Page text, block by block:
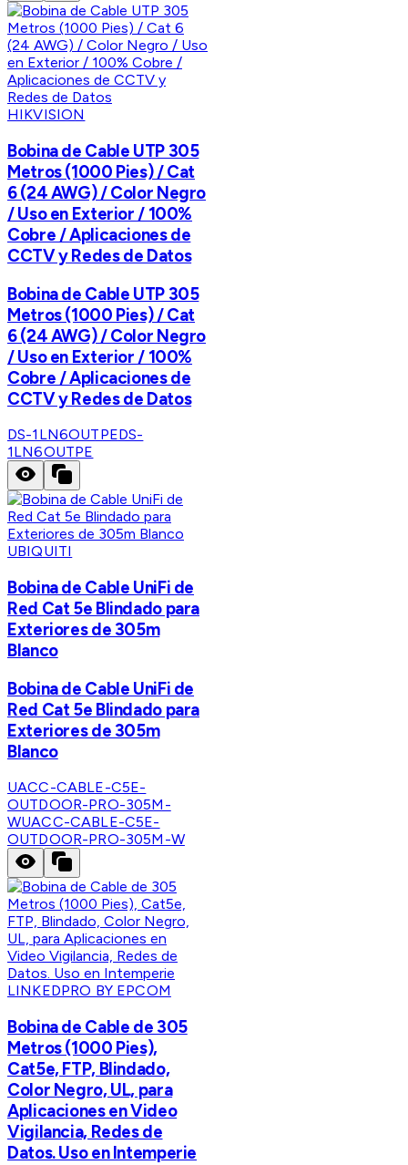
HIKVISION
Bobina de Cable UTP 305
Metros (1000 Pies) / Cat
6 (24 AWG) / Color Negro
/ Uso en Exterior / 100%
Cobre / Aplicaciones de
CCTV y Redes de Datos
Bobina de Cable UTP 305
Metros (1000 Pies) / Cat
6 (24 AWG) / Color Negro
/ Uso en Exterior / 100%
Cobre / Aplicaciones de
CCTV y Redes de Datos
DS-1LN6OUTPEDS-
1LN6OUTPE
UBIQUITI
Bobina de Cable UniFi de
Red Cat 5e Blindado para
Exteriores de 305m
Blanco
Bobina de Cable UniFi de
Red Cat 5e Blindado para
Exteriores de 305m
Blanco
UACC-CABLE-C5E-
OUTDOOR-PRO-305M-
WUACC-CABLE-C5E-
OUTDOOR-PRO-305M-W
LINKEDPRO BY EPCOM
Bobina de Cable de 305
Metros (1000 Pies),
Cat5e, FTP, Blindado,
Color Negro, UL, para
Aplicaciones en Video
Vigilancia, Redes de
Datos. Uso en Intemperie